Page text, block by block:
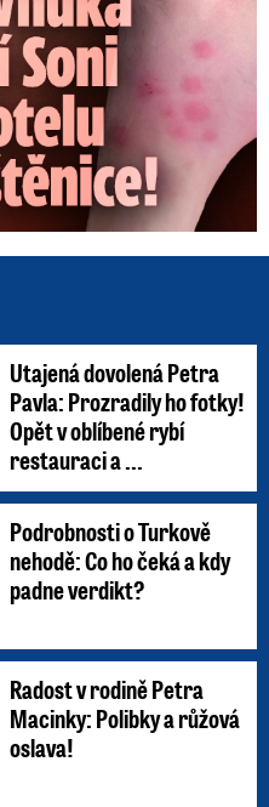
Utajená dovolená Petra
Pavla: Prozradily ho fotky!
Opět v oblíbené rybí
restauraci a ...
Podrobnosti o Turkově
nehodě: Co ho čeká a kdy
padne verdikt?
Radost v rodině Petra
Macinky: Polibky a růžová
oslava!